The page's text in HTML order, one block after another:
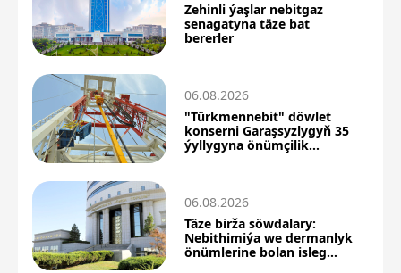
Zehinli ýaşlar nebitgaz
senagatyna täze bat
bererler
06.08.2026
"Türkmennebit" döwlet
konserni Garaşsyzlygyň 35
ýyllygyna önümçilik
06.08.2026
Täze birža söwdalary:
Nebithimiýa we dermanlyk
önümlerine bolan isleg